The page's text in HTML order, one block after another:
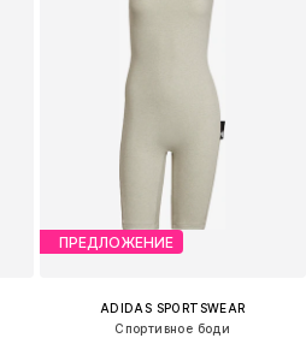
ПРЕДЛОЖЕНИЕ
ADIDAS SPORTSWEAR
Спортивное боди